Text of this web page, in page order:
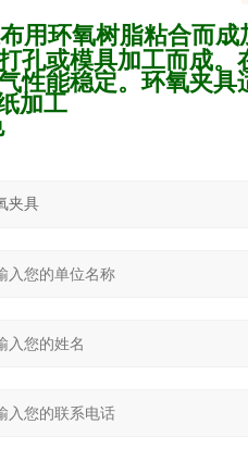
用环氧树脂粘合而成
孔或模具加工而成。
性能稳定。环氧夹具
加工